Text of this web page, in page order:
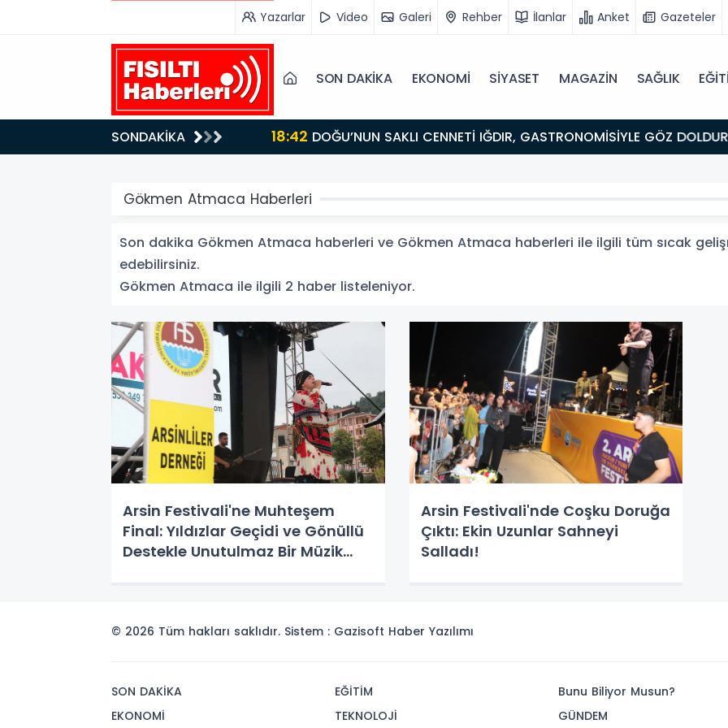
Yazarlar Video Galeri Rehber İlanlar Anket Gazeteler
SON DAKİKA EKONOMİ SİYASET MAGAZİN SAĞLIK
SONDAKİKA 18:42DOĞU’NUN SAKLI CENNETİ IĞDIR, GASTRONOMİSİYLE GÖZ DOLDURUYOR: KAFKAS VE ANADOLU
KÜLTÜRÜNÜN BULUŞMA NOKTASI
Gökmen Atmaca Haberleri
Son dakika Gökmen Atmaca haberleri ve Gökmen Atmaca haberleri ile ilgili tüm sıcak
edebilirsiniz.
Gökmen Atmaca ile ilgili 2 haber listeleniyor.
Arsin Festivali'ne Muhteşem
Final: Yıldızlar Geçidi ve Gönüllü
Destekle Unutulmaz Bir Müzik
Arsin Festivali'nde Coşku Doruğa
Çıktı: Ekin Uzunlar Sahneyi
Salladı!
© 2026 Tüm hakları saklıdır. Sistem : Gazisoft Haber Yazılımı
SON DAKİKA
EKONOMİ
EĞİTİM
TEKNOLOJİ
Bunu Biliyor Musun?
GÜNDEM